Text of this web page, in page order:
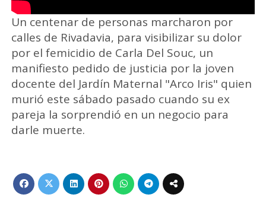
Un centenar de personas marcharon por
calles de Rivadavia, para visibilizar su dolor
por el femicidio de Carla Del Souc, un
manifiesto pedido de justicia por la joven
docente del Jardín Maternal "Arco Iris" quien
murió este sábado pasado cuando su ex
pareja la sorprendió en un negocio para
darle muerte.